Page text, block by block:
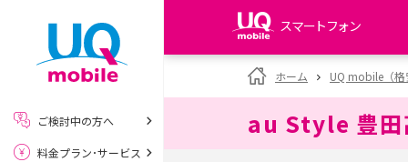
スマートフォン
my UQ WiMAX
UQ WiMAX ご契約の方
My UQ mobile
ホーム UQ mobile（
au Style 豊田
ご検討中の方へ
料金プラン･サービス